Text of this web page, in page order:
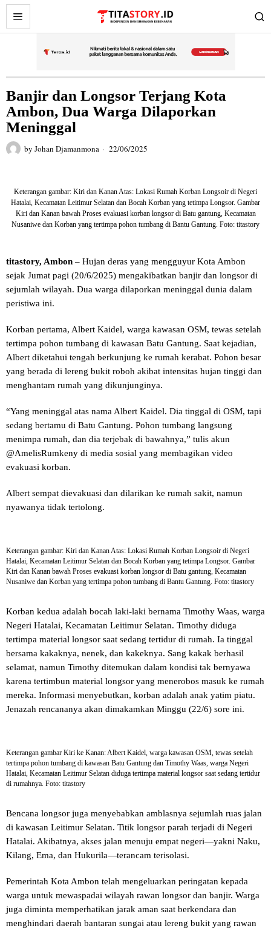
Banjir dan Longsor Terjang Kota
Ambon, Dua Warga Dilaporkan
Meninggal
by Johan Djamanmona 22/06/2025
Keterangan gambar: Kiri dan Kanan Atas: Lokasi Rumah Korban Longsoir di Negeri
Hatalai, Kecamatan Leitimur Selatan dan Bocah Korban yang tetimpa Longsor. Gambar
Kiri dan Kanan bawah Proses evakuasi korban longsor di Batu gantung, Kecamatan
Nusaniwe dan Korban yang tertimpa pohon tumbang di Bantu Gantung. Foto: titastory
titastory, Ambon – Hujan deras yang mengguyur Kota Ambon
sejak Jumat pagi (20/6/2025) mengakibatkan banjir dan longsor di
sejumlah wilayah. Dua warga dilaporkan meninggal dunia dalam
peristiwa ini.
Korban pertama, Albert Kaidel, warga kawasan OSM, tewas setelah
tertimpa pohon tumbang di kawasan Batu Gantung. Saat kejadian,
Albert diketahui tengah berkunjung ke rumah kerabat. Pohon besar
yang berada di lereng bukit roboh akibat intensitas hujan tinggi dan
menghantam rumah yang dikunjunginya.
“Yang meninggal atas nama Albert Kaidel. Dia tinggal di OSM, tapi
sedang bertamu di Batu Gantung. Pohon tumbang langsung
menimpa rumah, dan dia terjebak di bawahnya,” tulis akun
@AmelisRumkeny di media sosial yang membagikan video
evakuasi korban.
Albert sempat dievakuasi dan dilarikan ke rumah sakit, namun
nyawanya tidak tertolong.
Keterangan gambar: Kiri dan Kanan Atas: Lokasi Rumah Korban Longsoir di Negeri
Hatalai, Kecamatan Leitimur Selatan dan Bocah Korban yang tetimpa Longsor. Gambar
Kiri dan Kanan bawah Proses evakuasi korban longsor di Batu gantung, Kecamatan
Nusaniwe dan Korban yang tertimpa pohon tumbang di Bantu Gantung. Foto: titastory
Korban kedua adalah bocah laki-laki bernama Timothy Waas, warga
Negeri Hatalai, Kecamatan Leitimur Selatan. Timothy diduga
tertimpa material longsor saat sedang tertidur di rumah. Ia tinggal
bersama kakaknya, nenek, dan kakeknya. Sang kakak berhasil
selamat, namun Timothy ditemukan dalam kondisi tak bernyawa
karena tertimbun material longsor yang menerobos masuk ke rumah
mereka. Informasi menyebutkan, korban adalah anak yatim piatu.
Jenazah rencananya akan dimakamkan Minggu (22/6) sore ini.
Keterangan gambar Kiri ke Kanan: Albert Kaidel, warga kawasan OSM, tewas setelah
tertimpa pohon tumbang di kawasan Batu Gantung dan Timothy Waas, warga Negeri
Hatalai, Kecamatan Leitimur Selatan diduga tertimpa material longsor saat sedang tertidur
di rumahnya. Foto: titastory
Bencana longsor juga menyebabkan amblasnya sejumlah ruas jalan
di kawasan Leitimur Selatan. Titik longsor parah terjadi di Negeri
Hatalai. Akibatnya, akses jalan menuju empat negeri—yakni Naku,
Kilang, Ema, dan Hukurila—terancam terisolasi.
Pemerintah Kota Ambon telah mengeluarkan peringatan kepada
warga untuk mewaspadai wilayah rawan longsor dan banjir. Warga
juga diminta memperhatikan jarak aman saat berkendara dan
menghindari daerah bantaran sungai atau lereng bukit yang rawan